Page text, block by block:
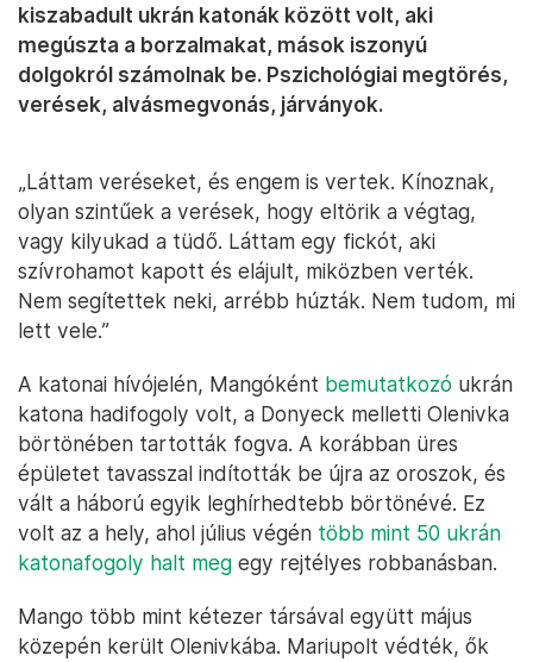
kiszabadult ukrán katonák között volt, aki
megúszta a borzalmakat, mások iszonyú
dolgokról számolnak be. Pszichológiai megtörés,
verések, alvásmegvonás, járványok.
„Láttam veréseket, és engem is vertek. Kínoznak,
olyan szintűek a verések, hogy eltörik a végtag,
vagy kilyukad a tüdő. Láttam egy fickót, aki
szívrohamot kapott és elájult, miközben verték.
Nem segítettek neki, arrébb húzták. Nem tudom, mi
lett vele.”
A katonai hívójelén, Mangóként bemutatkozó ukrán
katona hadifogoly volt, a Donyeck melletti Olenivka
börtönében tartották fogva. A korábban üres
épületet tavasszal indították be újra az oroszok, és
vált a háború egyik leghírhedtebb börtönévé. Ez
volt az a hely, ahol július végén több mint 50 ukrán
katonafogoly halt meg egy rejtélyes robbanásban.
Mango több mint kétezer társával együtt május
közepén került Olenivkába. Mariupolt védték, ők